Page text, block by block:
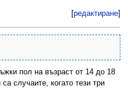
[редактиране
пол на възраст от 14 до 18
случаите, когато тези три